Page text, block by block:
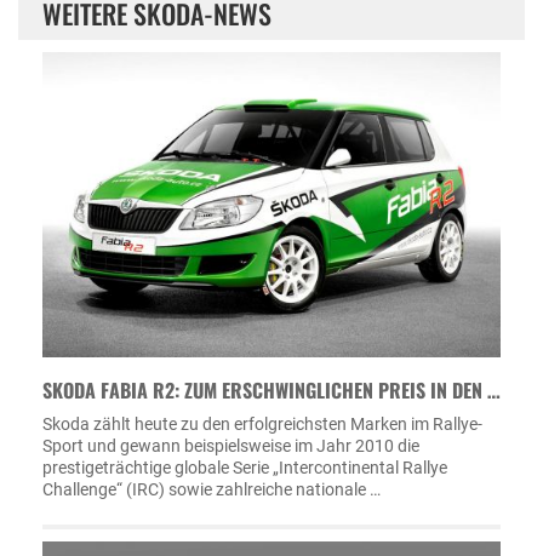
WEITERE SKODA-NEWS
SKODA FABIA R2: ZUM ERSCHWINGLICHEN PREIS IN DEN …
Skoda zählt heute zu den erfolgreichsten Marken im Rallye-
Sport und gewann beispielsweise im Jahr 2010 die
prestigeträchtige globale Serie „Intercontinental Rallye
Challenge“ (IRC) sowie zahlreiche nationale …